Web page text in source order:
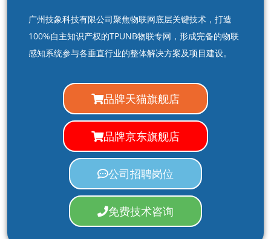
广州技象科技有限公司聚焦物联网底层关键技术，打造
100%自主知识产权的TPUNB物联专网，形成完备的物联
感知系统参与各垂直行业的整体解决方案及项目建设。
品牌天猫旗舰店
品牌京东旗舰店
公司招聘岗位
免费技术咨询